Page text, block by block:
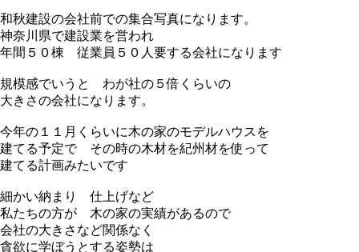
和秋建設の会社前での集合写真になります。
神奈川県で建設業を営われ
年間５０棟 従業員５０人要する会社になります
規模感でいうと わが社の５倍くらいの
大きさの会社になります。
今年の１１月くらいに木の家のモデルハウスを
建てる予定で その時の木材を紀州材を使って
建てる計画みたいです
細かい納まり 仕上げなど
私たちの方が 木の家の実績があるので
会社の大きさなど関係なく
貪欲に学ぼうとする姿勢は